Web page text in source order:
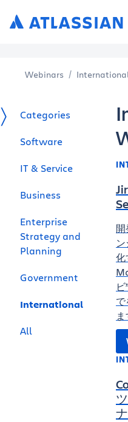
Webinars
Categories
Software
IT & Service
Business
Enterprise
Strategy and
Planning
Government
International
All
化
ま